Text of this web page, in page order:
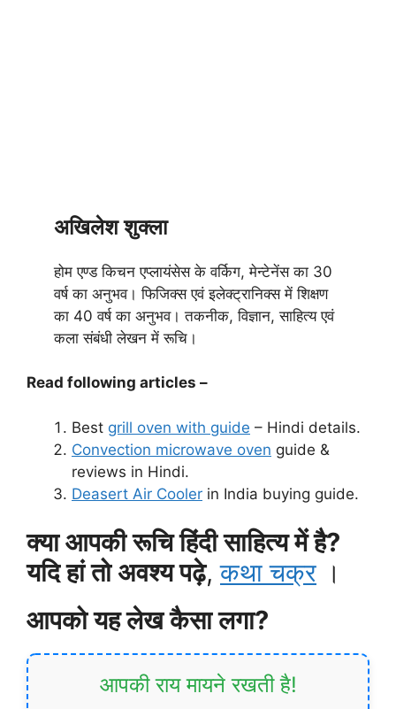
अखिलेश शुक्ला
होम एण्ड किचन एप्लायंसेस के वर्किग, मेन्टेनेंस का 30
वर्ष का अनुभव। फिजिक्स एवं इलेक्ट्रानिक्स में शिक्षण
का 40 वर्ष का अनुभव। तकनीक, विज्ञान, साहित्य एवं
कला संबंधी लेखन में रूचि।
Read following articles –
Best grill oven with guide – Hindi details.
Convection microwave oven guide &
reviews in Hindi.
Deasert Air Cooler in India buying guide.
क्या आपकी रूचि हिंदी साहित्य में है?
यदि हां तो अवश्य पढ़े,कथा चक्र ।
आपको यह लेख कैसा लगा?
आपकी राय मायने रखती है!